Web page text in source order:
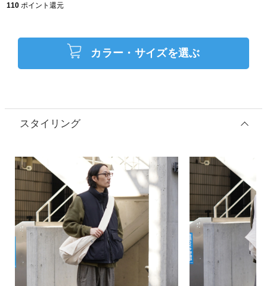
110 ポイント還元
カラー・サイズを選ぶ
スタイリング